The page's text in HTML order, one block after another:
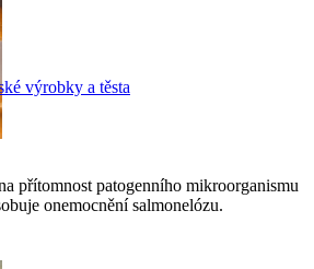
výrobky a těsta
přítomnost patogenního mikroorganismu
onemocnění salmonelózu.